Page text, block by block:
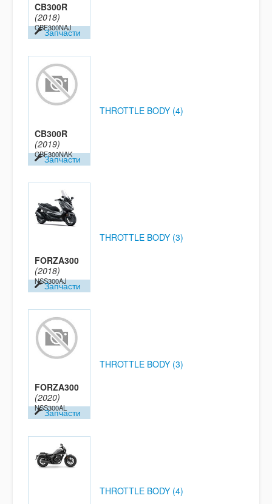
CB300R
(2018)
CBF300NAJ
Запчасти
CB300R
(2019)
CBF300NAK
Запчасти
THROTTLE BODY (4)
FORZA300
(2018)
NSS300AJ
Запчасти
THROTTLE BODY (3)
FORZA300
(2020)
NSS300AL
Запчасти
THROTTLE BODY (3)
THROTTLE BODY (4)